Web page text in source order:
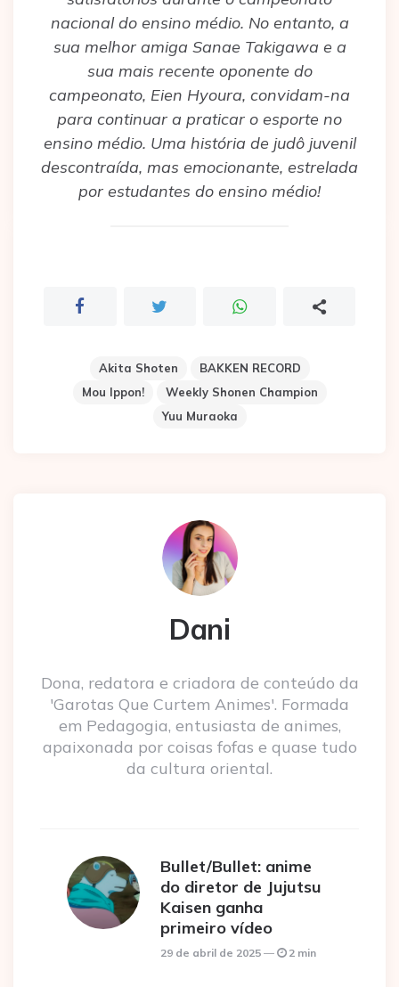
nacional do ensino médio. No entanto, a
sua melhor amiga Sanae Takigawa e a
sua mais recente oponente do
campeonato, Eien Hyoura, convidam-na
para continuar a praticar o esporte no
ensino médio. Uma história de judô juvenil
descontraída, mas emocionante, estrelada
por estudantes do ensino médio!
Akita Shoten
BAKKEN RECORD
Mou Ippon!
Weekly Shonen Champion
Yuu Muraoka
Dani
Dona, redatora e criadora de conteúdo da
'Garotas Que Curtem Animes'. Formada
em Pedagogia, entusiasta de animes,
apaixonada por coisas fofas e quase tudo
da cultura oriental.
Bullet/Bullet: anime
do diretor de Jujutsu
Kaisen ganha
primeiro vídeo
29 de abril de 2025 2 min